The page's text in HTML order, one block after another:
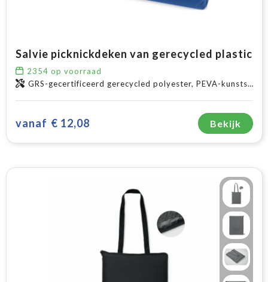
Salvie picknickdeken van gerecycled plastic
2354 op voorraad
GRS-gecertificeerd gerecycled polyester, PEVA-kunststof
vanaf € 12,08 Bekijk